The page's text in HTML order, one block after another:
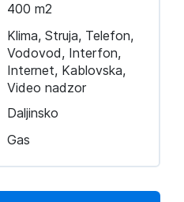
400 m2
Klima, Struja, Telefon,
Vodovod, Interfon,
Internet, Kablovska,
Video nadzor
Daljinsko
Gas